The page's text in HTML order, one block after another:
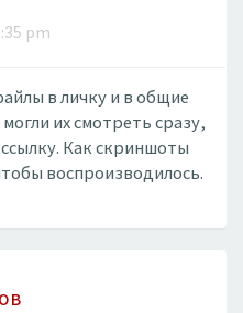
pm
в личку и в общие
их смотреть сразу,
Как скриншоты
воспроизводилось.